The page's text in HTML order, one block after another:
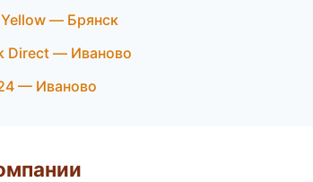
— Брянск
Direct — Иваново
— Иваново